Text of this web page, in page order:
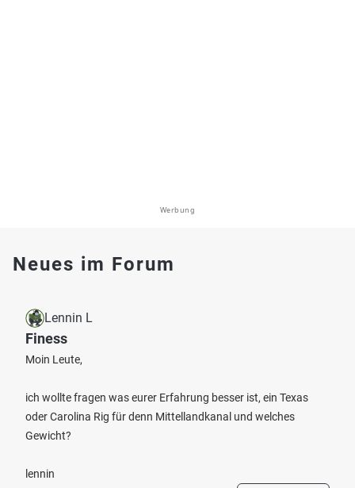
Werbung
Neues im Forum
Lennin L
Finess
Moin Leute,
ich wollte fragen was eurer Erfahrung besser ist, ein Texas
oder Carolina Rig für denn Mittellandkanal und welches
Gewicht?
lennin